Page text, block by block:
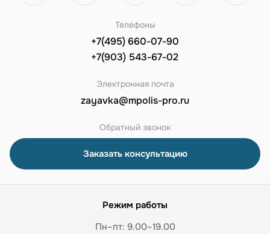
Телефоны
+7(495) 660-07-90
+7(903) 543-67-02
Электронная почта
zayavka@mpolis-pro.ru
Обратный звонок
Заказать консультацию
Режим работы
Пн–пт: 9.00–19.00